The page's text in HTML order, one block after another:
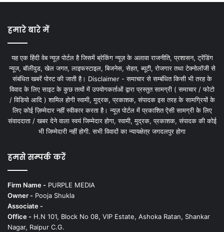
हमारे बारे में
यह एक हिंदी वेब न्यूज़ पोर्टल है जिसमें ब्रेकिंग न्यूज़ के अलावा राजनीति, प्रशासन, ट्रेंडिंग
न्यूज, बॉलीवुड, खेल जगत, लाइफस्टाइल, बिजनेस, सेहत, ब्यूटी, रोजगार तथा टेक्नोलॉजी से
संबंधित खबरें पोस्ट की जाती है। Disclaimer - समाचार से सम्बंधित किसी भी तरह के
विवाद के लिए साइट के कुछ तत्वों में उपयोगकर्ताओं द्वारा प्रस्तुत सामग्री ( समाचार / फोटो
/ विडियो आदि ) शामिल होगी स्वामी, मुद्रक, प्रकाशक, संपादक इस तरह के सामग्रियों के
लिए कोई ज़िम्मेदार नहीं स्वीकार करता है। न्यूज़ पोर्टल में प्रकाशित ऐसी सामग्री के लिए
संवाददाता / खबर देने वाला स्वयं जिम्मेदार होगा, स्वामी, मुद्रक, प्रकाशक, संपादक की कोई
भी जिम्मेदारी नहीं होगी. सभी विवादों का न्यायक्षेत्र जगदलपुर होगा
हमसे सम्पर्क करें
Firm Name - PURPLE MEDIA
Owner - Pooja Shukla
Associate -
Office - H.N 101, Block No 08, VIP Estate, Ashoka Ratan, Shankar
Nagar, Raipur C.G.